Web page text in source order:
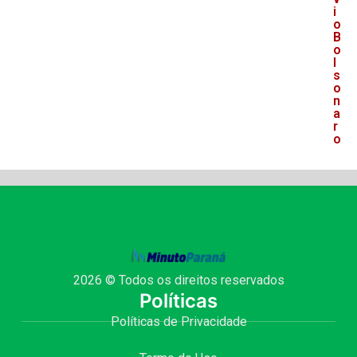
i
o
B
o
s
o
n
a
r
o
2026 © Todos os direitos reservados
Políticas
Políticas de Privacidade